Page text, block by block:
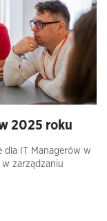
2025 roku
dla IT Managerów w
zarządzaniu